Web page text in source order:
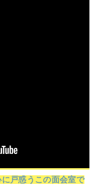
戸惑うこの面会室で